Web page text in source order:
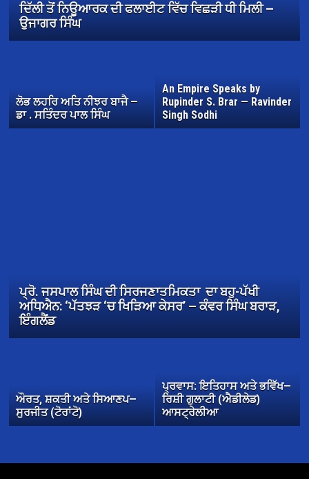
ਦਿੱਲੀ ਤੋਂ ਨਿਊਆਰਕ ਦੀ ਫਲਾਈਟ ਵਿੱਚ ਵਿਛੜੀ ਧੀ ਮਿਲੀ —
ਉਜਾਗਰ ਸਿੰਘ
ਲੋਭ ਲਹਰਿ ਅਤਿ ਨੀਝਰ ਬਾਜੈ —
ਡਾ . ਸਤਿੰਦਰ ਪਾਲ ਸਿੰਘ
An Empire Speaks by
Rupinder S. Brar — Ravinder
Singh Sodhi
ਪ੍ਰੋ. ਜਸਪਾਲ ਸਿੰਘ ਦੀ ਸਿਰਜਣਾਤਮਿਕਤਾ ਦਾ ਬਹੁ-ਪੱਖੀ
ਅਧਿਐਨ: ‘ਪੱਤਝੜ ‘ਚ ਖਿੜਿਆ ਕੇਸਰ’ — ਕੰਵਰ ਸਿੰਘ ਬਰਾੜ,
ਇੰਗਲੈਂਡ
ਔਰਤ, ਸ਼ਕਤੀ ਅਤੇ ਸਿਆਣਪ—
ਸੁਰਜੀਤ (ਟੋਰਾਂਟੋ)
ਪ੍ਰਵਾਸ: ਇਤਿਹਾਸ ਅਤੇ ਭਵਿੱਖ—
ਰਿਸ਼ੀ ਗੁਲਾਟੀ (ਐਡੀਲੇਡ)
ਆਸਟ੍ਰੇਲੀਆ